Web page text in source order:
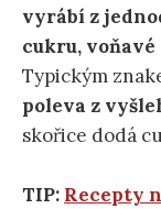
vyrábí z
cukru,
Typickým
poleva z
skořice dodá
TIP: Recepty